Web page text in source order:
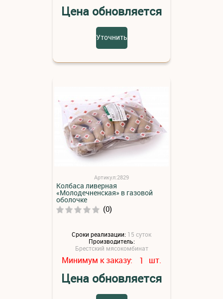
Цена обновляется
Уточнить
Артикул:2829
Колбаса ливерная
«Молодечненская» в газовой
оболочке
(0)
Сроки реализации: 15 суток
Производитель:
Брестский мясокомбинат
Минимум к заказу: 1 шт.
Цена обновляется